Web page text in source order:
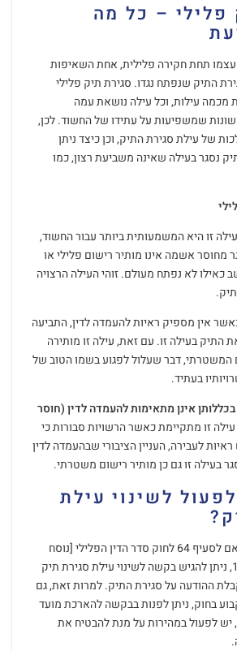
פלילי – כל מה
תחת חקירה פלילית, אחת השאיפות
התיק שנפתח נגדו. סגירת תיק פלילי
מכמה עילות, וכל עילה נושאת עמה
שמשפיעות על עתידו של החשוד. לכן,
של עילת סגירת התיק, וכן כיצד ניתן
נסגר בעילה שאינה משביעת רצון, כמו
עילה זו היא המשמעותית ביותר עבור החשוד,
מחוסר אשמה אינו מותיר רישום פלילי או
כאילו לא נפתח מעולם. זוהי העילה הרצויה
אין מספיק ראיות להעמדה לדין, התביעה
התיק בעילה זו. עם זאת, עילה זו מותירה
דבר שעלול לפגוע בשמו הטוב של
בעתיד.
בכללותן אינן מתאימות להעמדה לדין (חוסר
עילה זו מתקיימת כאשר הרשויות סבורות כי
לעבירה, העניין הציבורי שבהעמדה לדין
בעילה זו גם כן מותיר רישום משטרתי.
לשינוי עילת
?
חשוב להדגיש כי בהתאם לסעיף 64 לחוק סדר הדין הפלילי [נוסח
משולב], תשמ"ב-1982, ניתן להגיש בקשה לשינוי עילת סגירת תיק
קבלת ההודעה על סגירת התיק. למרות זאת, גם
בחוק, ניתן לפנות בבקשה להארכת מועד
יש לפעול במהירות על מנת להבטיח את